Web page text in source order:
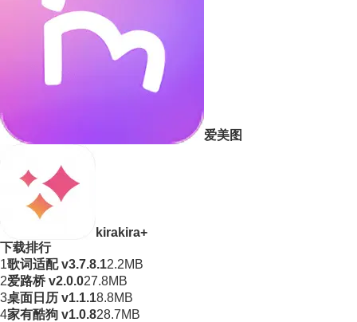
爱美图
kirakira+
下载排行
1歌词适配 v3.7.8.12.2MB
2爱路桥 v2.0.027.8MB
3桌面日历 v1.1.18.8MB
4家有酷狗 v1.0.828.7MB